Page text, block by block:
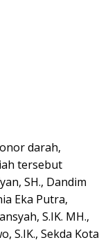
darah,
tersebut
SH., Dandim
Eka Putra,
S.IK. MH.,
S.IK., Sekda Kota